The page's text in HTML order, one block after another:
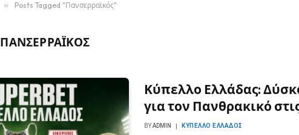
» Posts Tagged "Πανσερραϊκός"
ΠΑΝΣΕΡΡΑΪΚΌΣ
Κύπελλο Ελλάδας:
για τον Πανθρακικό
BYADMIN ΚΎΠΕΛΛΟ ΕΛΛΆΔΟΣ